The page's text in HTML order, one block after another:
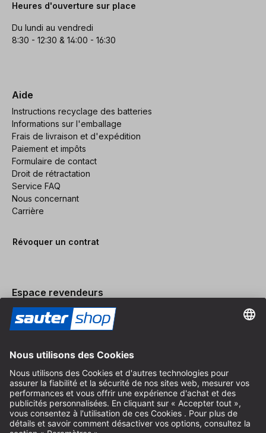
Heures d'ouverture sur place
Du lundi au vendredi
8:30 - 12:30 & 14:00 - 16:30
Aide
Instructions recyclage des batteries
Informations sur l'emballage
Frais de livraison et d'expédition
Paiement et impôts
Formulaire de contact
Droit de rétractation
Service FAQ
Nous concernant
Carrière
Révoquer un contrat
Espace revendeurs
Devenir revendeur
Mentions légales
Conditions Générales
Protection des Données